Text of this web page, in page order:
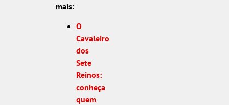
mais:
O
Cavaleiro
dos
Sete
Reinos:
conheça
quem